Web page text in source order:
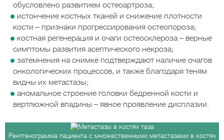
обусловлено развитием остеоартроза;
истончение костных тканей и снижение плотности
кости – признаки прогрессирования остеопороза;
костная регенерация и очаги остеосклероза – верные
симптомы развития асептического некроза;
затемнения на снимке подтверждают наличие очагов
онкологических процессов, и также благодаря теням
видны их метастазы;
аномальное строение головки бедренной кости и
вертлюжной впадины – явное проявление дисплазии.
Рентгенограмма пациента с множественными метастазами в костях